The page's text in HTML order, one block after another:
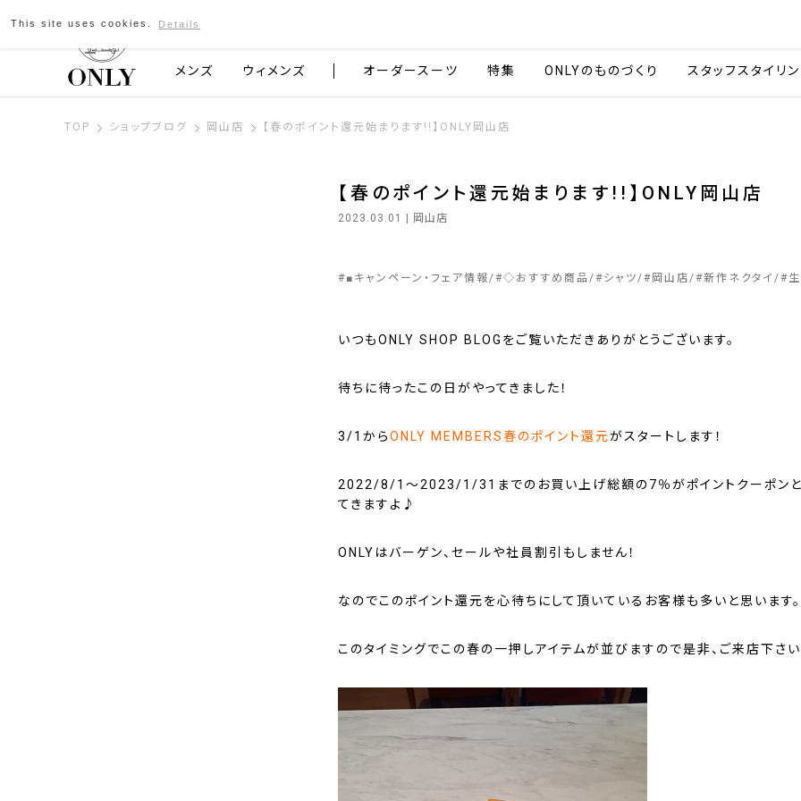
京都発のスーツブランド ONLY
メンズ ウィメンズ オーダースーツ 特集 ONLYのものづくり スタッフスタイリ
TOP ショップブログ 岡山店 【春のポイント還元始まります!!】ONLY岡山店
【春のポイント還元始まります!!】ONLY岡山店
2023.03.01 | 岡山店
#■キャンペーン・フェア情報 #◇おすすめ商品 #シャツ # 岡山店 #新作ネクタイ #
いつもONLY SHOP BLOGをご覧いただきありがとうございます。
待ちに待ったこの日がやってきました！
3/1からONLY MEMBERS春のポイント還元がスタートします！
2022/8/1～2023/1/31までのお買い上げ総額の7％がポイントクーポンと
てきますよ♪
ONLYはバーゲン、セールや社員割引もしません！
なのでこのポイント還元を心待ちにして頂いているお客様も多いと思います。
このタイミングでこの春の一押しアイテムが並びますので是非、ご来店下さい
This site uses cookies. Details